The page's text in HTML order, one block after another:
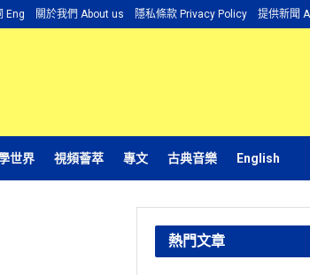
Eng 關於我們 About us 隱私條款 Privacy Policy 提供新聞
世界 視頻薈萃 專文 古典音樂 English
熱門文章